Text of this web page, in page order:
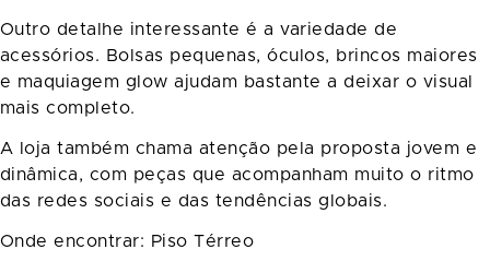
Outro detalhe interessante é a variedade de
acessórios. Bolsas pequenas, óculos, brincos maiores
e maquiagem glow ajudam bastante a deixar o visual
mais completo.
A loja também chama atenção pela proposta jovem e
dinâmica, com peças que acompanham muito o ritmo
das redes sociais e das tendências globais.
Onde encontrar: Piso Térreo